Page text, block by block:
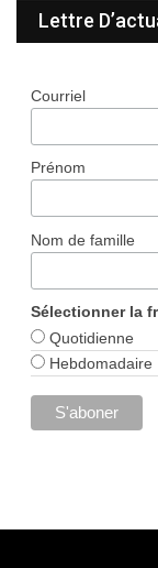
Lettre
Courriel
Prénom
Nom de famille
Sélectionner la
Quotidienne
Hebdomadaire